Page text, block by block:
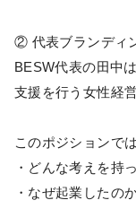
② 代表ブランディ
BESW代表の田中
支援を行う女性経
このポジションで
・どんな考えを持
・なぜ起業したの